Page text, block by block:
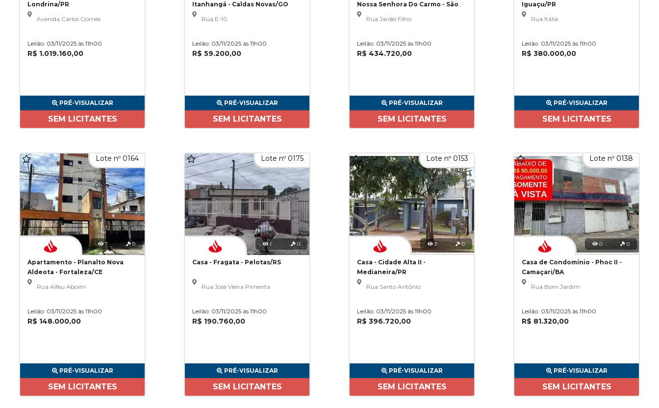
Londrina/PR
Avenida Carlos Gomes
Leilão: 03/11/2025 às 11h00
R$ 1.019.160,00
PRÉ-VISUALIZAR
SEM LICITANTES
Itanhangá - Caldas Novas/GO
Rua E-10
Leilão: 03/11/2025 às 11h00
R$ 59.200,00
PRÉ-VISUALIZAR
SEM LICITANTES
Nossa Senhora Do Carmo - São
Paulo/SP
Rua Jardel Filho
Leilão: 03/11/2025 às 11h00
R$ 434.720,00
PRÉ-VISUALIZAR
SEM LICITANTES
Iguaçu/PR
Rua Itália
Leilão: 03/11/2025 às 11h00
R$ 380.000,00
PRÉ-VISUALIZAR
SEM LICITANTES
Lote nº 0164
7 0
Apartamento - Planalto Nova
Aldeota - Fortaleza/CE
Rua Alfeu Aboim
Leilão: 03/11/2025 às 11h00
R$ 148.000,00
PRÉ-VISUALIZAR
SEM LICITANTES
Lote nº 0175
1 0
Casa - Fragata - Pelotas/RS
Rua José Vieira Pimenta
Leilão: 03/11/2025 às 11h00
R$ 190.760,00
PRÉ-VISUALIZAR
SEM LICITANTES
Lote nº 0153
3 0
Casa - Cidade Alta II -
Medianeira/PR
Rua Santo Antônio
Leilão: 03/11/2025 às 11h00
R$ 396.720,00
PRÉ-VISUALIZAR
SEM LICITANTES
Lote nº 0138
0 0
Casa de Condomínio - Phoc II -
Camaçari/BA
Rua Bom Jardim
Leilão: 03/11/2025 às 11h00
R$ 81.320,00
PRÉ-VISUALIZAR
SEM LICITANTES